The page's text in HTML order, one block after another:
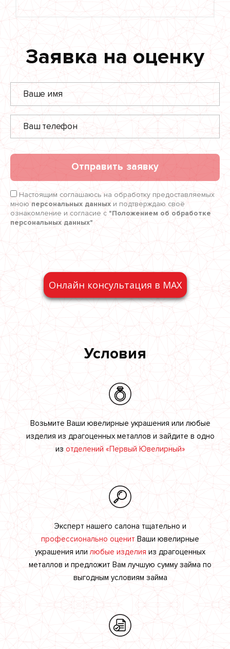
Заявка на оценку
Отправить заявку
Настоящим соглашаюсь на обработку предоставляемых
мною персональных данных и подтверждаю своё
ознакомление и согласие с "Положением об обработке
персональных данных"
Онлайн консультация в MAX
Условия
Возьмите Ваши ювелирные украшения или любые
изделия из драгоценных металлов и зайдите в одно
из отделений «Первый Ювелирный»
Эксперт нашего салона тщательно и
профессионально оценит Ваши ювелирные
украшения или любые изделия из драгоценных
металлов и предложит Вам лучшую сумму займа по
выгодным условиям займа